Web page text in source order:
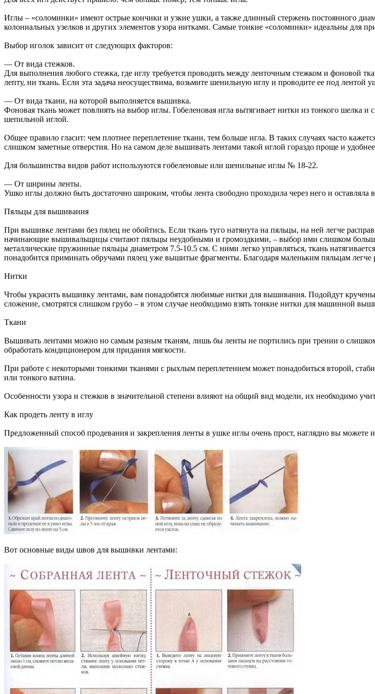
Иглы – «соломинки» имеют острые кончики и узкие ушки, а также длинный стержень постоянного
колониальных узелков и других элементов узора нитками. Самые тонкие «соломинки» идеальны для
Выбор иголок зависит от следующих факторов:
— От вида стежков.
Для выполнения любого стежка, где иглу требуется проводить между ленточным стежком и фоновой
лепту, ни ткань. Если эта задача неосуществима, возьмите шенильную иглу и проводите ее под лентой
— От вида ткани, на которой выполняется вышивка.
Фоновая ткань может повлиять на выбор иглы. Гобеленовая игла вытягивает нитки из тонкого шелка и
шепильной иглой.
Общее правило гласит: чем плотнее переплетение ткани, тем больше игла. В таких случаях часто
слишком заметные отверстия. Но на самом деле вышивать лентами такой иглой гораздо проще и
Для большинства видов работ используются гобеленовые или шенильные иглы № 18-22.
— От ширины ленты.
Ушко иглы должно быть достаточно широким, чтобы лента свободно проходила через него и оставляла в
Пяльцы для вышивания
При вышивке лентами без пялец не обойтись. Если ткань туго натянута на пяльцы, на ней легче
начинающие вышивальщицы считают пяльцы неудобными и громоздкими, – выбор ими слишком
металлические пружинные пяльцы диаметром 7.5-10.5 см. С ними легко управляться, ткань
понадобится приминать обручами пялец уже вышитые фрагменты. Благодаря маленьким пяльцам
Нитки
Чтобы украсить вышивку лентами, вам понадобятся любимые нитки для вышивания. Подойдут
сложение, смотрятся слишком грубо – в этом случае необходимо взять тонкие нитки для машинной
Ткани
Вышивать лентами можно но самым разным тканям, лишь бы ленты не портились при трении о
обработать кондиционером для придания мягкости.
При работе с некоторыми тонкими тканями с рыхлым переплетением может понадобиться второй,
или тонкого ватина.
Особенности узора и стежков в значительной степени влияют на общий вид модели, их необходимо
Как продеть ленту в иглу
Предложенный способ продевания и закрепления ленты в ушке иглы очень прост, наглядно вы
Вот основные виды швов для вышивки лентами: